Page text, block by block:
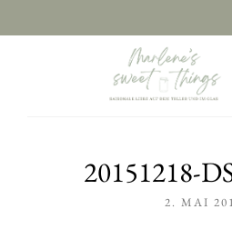
20151218-
2. MAI